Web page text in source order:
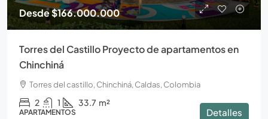
Desde$166.000.000
Torres del Castillo Proyecto de apartamentos en
Chinchiná
Torres del castillo, Chinchiná, Caldas, Colombia
2 1 33.7 m²
APARTAMENTOS Detalles